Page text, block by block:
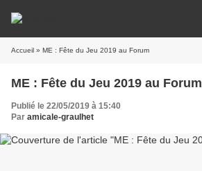
Accueil » ME : Fête du Jeu 2019 au Forum
ME : Fête du Jeu 2019 au Forum
Publié le 22/05/2019 à 15:40
Par amicale-graulhet